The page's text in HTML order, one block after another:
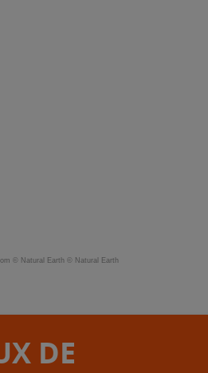
© Natural Earth © Natural Earth
DE